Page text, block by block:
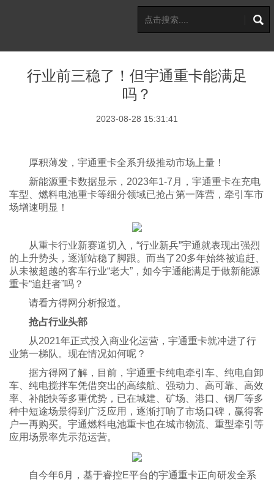
行业前三稳了！但宇通重卡能满足
吗？
2023-08-28 15:31:41
厚积薄发，宇通重卡全系升级推动市场上量！
新能源重卡数据显示，2023年1-7月，宇通重卡在充电
车型、燃料电池重卡等细分领域已抢占第一阵营，牵引车市
场增速明显！
从重卡行业新赛道切入，“行业新兵”宇通就表现出强烈
的上升势头，逐渐站稳了脚跟。而当了20多年始终被追赶、
从未被超越的客车行业“老大”，如今宇通能满足于做新能源
重卡“追赶者”吗？
请看方得网分析报道。
抢占行业头部
从2021年正式投入商业化运营，宇通重卡就冲进了行
业第一梯队。现在情况如何呢？
据方得网了解，目前，宇通重卡纯电牵引车、纯电自卸
车、纯电搅拌车凭借突出的高续航、强动力、高可靠、高效
率、补能快等多重优势，已在城建、矿场、港口、钢厂等多
种中短途场景得到广泛应用，逐渐打响了市场口碑，赢得客
户一再购买。宇通燃料电池重卡也在城市物流、重型牵引等
应用场景率先示范运营。
自今年6月，基于睿控E平台的宇通重卡正向研发全系